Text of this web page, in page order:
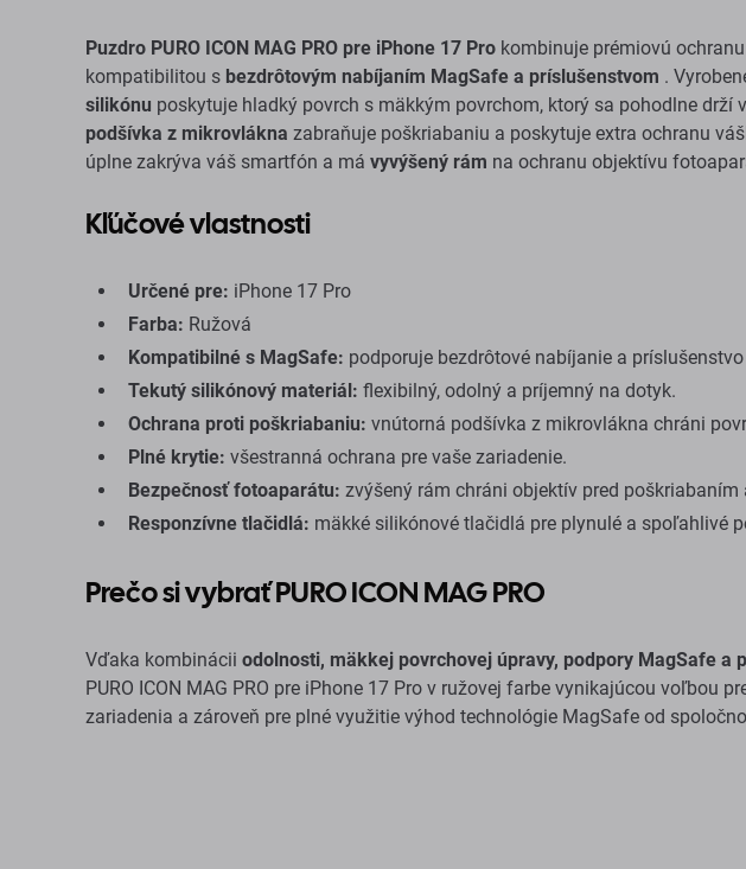
Puzdro PURO ICON MAG PRO pre iPhone 17 Pro kombinuje prémiovú
kompatibilitou s bezdrôtovým nabíjaním MagSafe a príslušenstvom .
silikónu poskytuje hladký povrch s mäkkým povrchom, ktorý sa pohodlne drží
podšívka z mikrovlákna zabraňuje poškriabaniu a poskytuje extra ochranu
úplne zakrýva váš smartfón a má vyvýšený rám na ochranu objektívu
Kľúčové vlastnosti
Určené pre: iPhone 17 Pro
Farba: Ružová
Kompatibilné s MagSafe: podporuje bezdrôtové nabíjanie a
Tekutý silikónový materiál: flexibilný, odolný a príjemný na dotyk.
Ochrana proti poškriabaniu: vnútorná podšívka z mikrovlákna chráni
Plné krytie: všestranná ochrana pre vaše zariadenie.
Bezpečnosť fotoaparátu: zvýšený rám chráni objektív pred poškriabaním
Responzívne tlačidlá: mäkké silikónové tlačidlá pre plynulé a spoľahlivé
Prečo si vybrať PURO ICON MAG PRO
Vďaka kombinácii odolnosti, mäkkej povrchovej úpravy, podpory MagSafe a
PURO ICON MAG PRO pre iPhone 17 Pro v ružovej farbe vynikajúcou voľbou
zariadenia a zároveň pre plné využitie výhod technológie MagSafe od